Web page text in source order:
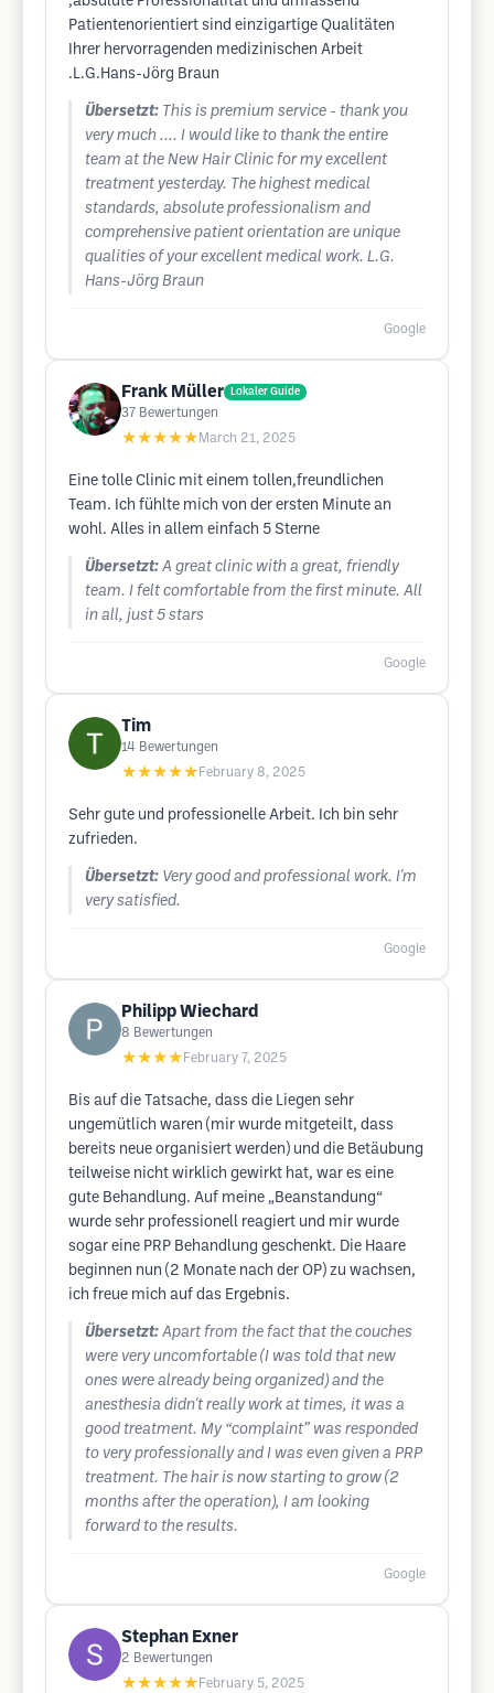
Patientenorientiert sind einzigartige Qualitäten
Ihrer hervorragenden medizinischen Arbeit
.L.G.Hans-Jörg Braun
Übersetzt: This is premium service - thank you
very much .... I would like to thank the entire
team at the New Hair Clinic for my excellent
treatment yesterday. The highest medical
standards, absolute professionalism and
comprehensive patient orientation are unique
qualities of your excellent medical work. L.G.
Hans-Jörg Braun
Google
Frank Müller Lokaler Guide
37 Bewertungen
★★★★★ March 21, 2025
Eine tolle Clinic mit einem tollen,freundlichen
Team. Ich fühlte mich von der ersten Minute an
wohl. Alles in allem einfach 5 Sterne
Übersetzt: A great clinic with a great, friendly
team. I felt comfortable from the first minute. All
in all, just 5 stars
Google
Tim
14 Bewertungen
★★★★★ February 8, 2025
Sehr gute und professionelle Arbeit. Ich bin sehr
zufrieden.
Übersetzt: Very good and professional work. I'm
very satisfied.
Google
Philipp Wiechard
8 Bewertungen
★★★★ February 7, 2025
Bis auf die Tatsache, dass die Liegen sehr
ungemütlich waren (mir wurde mitgeteilt, dass
bereits neue organisiert werden) und die Betäubung
teilweise nicht wirklich gewirkt hat, war es eine
gute Behandlung. Auf meine „Beanstandung“
wurde sehr professionell reagiert und mir wurde
sogar eine PRP Behandlung geschenkt. Die Haare
beginnen nun (2 Monate nach der OP) zu wachsen,
ich freue mich auf das Ergebnis.
Übersetzt: Apart from the fact that the couches
were very uncomfortable (I was told that new
ones were already being organized) and the
anesthesia didn't really work at times, it was a
good treatment. My “complaint” was responded
to very professionally and I was even given a PRP
treatment. The hair is now starting to grow (2
months after the operation), I am looking
forward to the results.
Google
Stephan Exner
2 Bewertungen
★★★★★ February 5, 2025